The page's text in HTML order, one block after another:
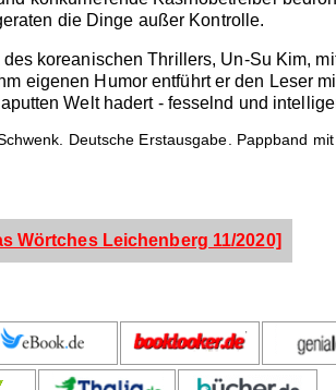
die Dinge außer Kontrolle.
koreanischen Thrillers, Un-Su Kim,
eigenen Humor entführt er den Leser
Welt hadert - fesselnd und
Deutsche Erstausgabe. Pappband
Wörtches Leichenberg 11/2020]